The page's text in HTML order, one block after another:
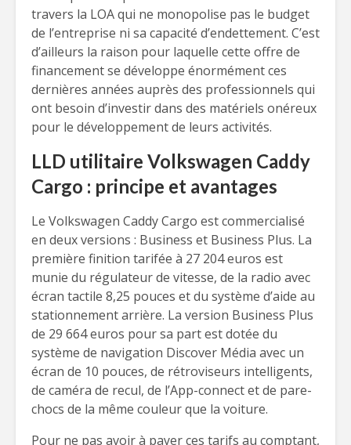
travers la LOA qui ne monopolise pas le budget
de l’entreprise ni sa capacité d’endettement. C’est
d’ailleurs la raison pour laquelle cette offre de
financement se développe énormément ces
dernières années auprès des professionnels qui
ont besoin d’investir dans des matériels onéreux
pour le développement de leurs activités.
LLD utilitaire Volkswagen Caddy
Cargo : principe et avantages
Le Volkswagen Caddy Cargo est commercialisé
en deux versions : Business et Business Plus. La
première finition tarifée à 27 204 euros est
munie du régulateur de vitesse, de la radio avec
écran tactile 8,25 pouces et du système d’aide au
stationnement arrière. La version Business Plus
de 29 664 euros pour sa part est dotée du
système de navigation Discover Média avec un
écran de 10 pouces, de rétroviseurs intelligents,
de caméra de recul, de l’App-connect et de pare-
chocs de la même couleur que la voiture.
Pour ne pas avoir à payer ces tarifs au comptant,